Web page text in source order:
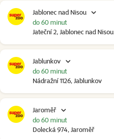
Jablonec nad Nisou
Jateční 2, Jablonec nad Nisou
do 60 minut
Jablunkov
Nádražní 1126, Jablunkov
do 60 minut
Jaroměř
Dolecká 974, Jaroměř
do 60 minut